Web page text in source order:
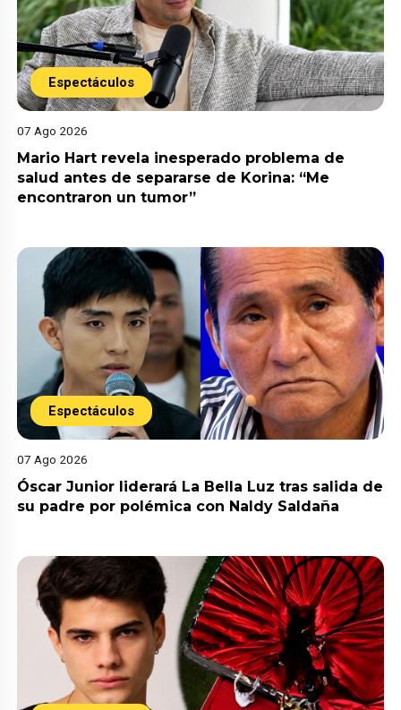
Espectáculos
07 Ago 2026
Mario Hart revela inesperado problema de
salud antes de separarse de Korina: “Me
encontraron un tumor”
Espectáculos
07 Ago 2026
Óscar Junior liderará La Bella Luz tras salida de
su padre por polémica con Naldy Saldaña